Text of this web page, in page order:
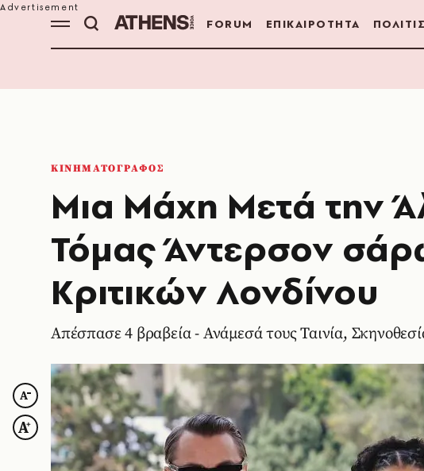
FORUM ΕΠΙΚΑΙΡΟΤΗΤΑ
ΚΙΝΗΜΑΤΟΓΡΑΦΟΣ
Μια Μάχη Μετά την
Τόμας Άντερσον
Κριτικών Λονδίνου
Απέσπασε 4 βραβεία - Ανάμεσά τους Ταινία,